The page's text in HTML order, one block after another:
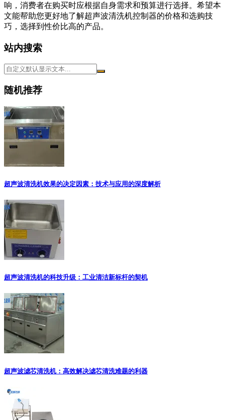
响，消费者在购买时应根据自身需求和预算进行选择。希望本
文能帮助您更好地了解超声波清洗机控制器的价格和选购技
巧，选择到性价比高的产品。
站内搜索
随机推荐
超声波清洗机效果的决定因素：技术与应用的深度解析
超声波清洗机的科技升级：工业清洁新标杆的契机
超声波滤芯清洗机：高效解决滤芯清洗难题的利器